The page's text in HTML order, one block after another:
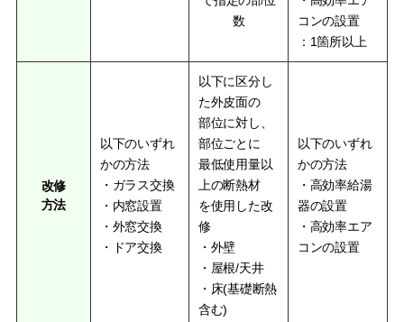
数
コンの設置
：1箇所以上
改修
方法
以下のいずれ
かの方法
・ガラス交換
・内窓設置
・外窓交換
・ドア交換
以下に区分し
た外皮面の
部位に対し、
部位ごとに
最低使用量以
上の断熱材
を使用した改
修
・外壁
・屋根/天井
・床(基礎断熱
含む)
以下のいずれ
かの方法
・高効率給湯
器の設置
・高効率エア
コンの設置